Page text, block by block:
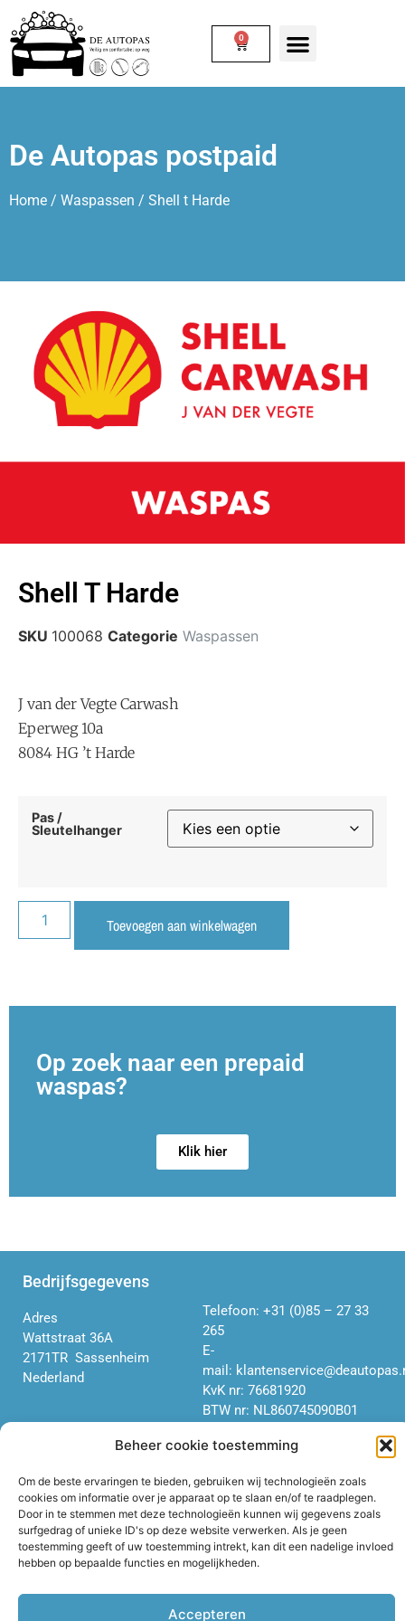
Beheer cookie toestemming
Om de beste ervaringen te bieden, gebruiken wij technologieën zoals
cookies om informatie over je apparaat op te slaan en/of te raadplegen.
Door in te stemmen met deze technologieën kunnen wij gegevens zoals
surfgedrag of unieke ID's op deze website verwerken. Als je geen
toestemming geeft of uw toestemming intrekt, kan dit een nadelige invloed
hebben op bepaalde functies en mogelijkheden.
Accepteren
0
De Autopas postpaid
Home / Waspassen / Shell t Harde
Shell T Harde
SKU 100068 Categorie Waspassen
J van der Vegte Carwash
Eperweg 10a
8084 HG ’t Harde
Pas /
Sleutelhanger
Toevoegen aan winkelwagen
Op zoek naar een prepaid
waspas?
Klik hier
Bedrijfsgegevens
Adres
Wattstraat 36A
2171TR Sassenheim
Nederland
Telefoon: +31 (0)85 – 27 33
265
E-
mail:
KvK nr: 76681920
BTW nr: NL860745090B01
Algemene Voorwaarden
consumenten
Algemene Voorwaarden niet-
consumenten